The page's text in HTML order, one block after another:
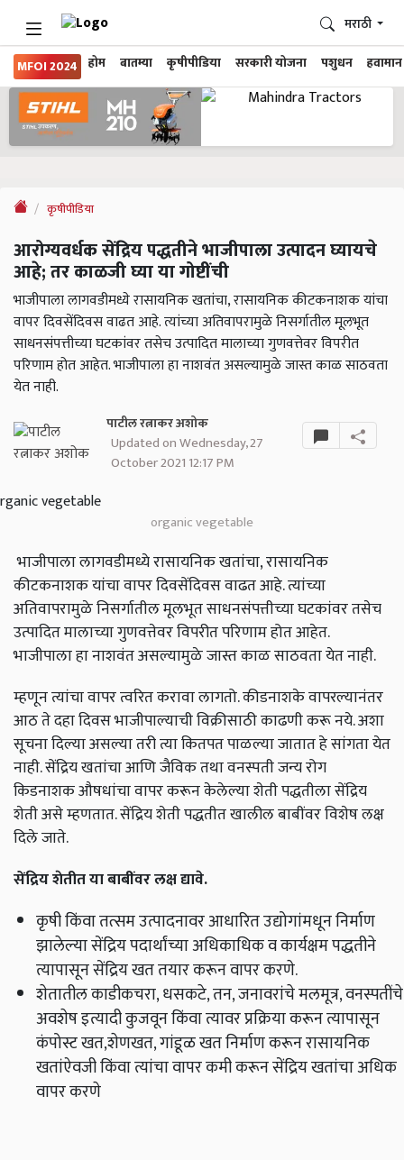
MFOI 2024 होम बातम्या कृषीपीडिया सरकारी योजना पशुधन हवामान
मराठी
कृषीपीडिया
आरोग्यवर्धक सेंद्रिय पद्धतीने भाजीपाला उत्पादन घ्यायचे
आहे; तर काळजी घ्या या गोष्टींची
भाजीपाला लागवडीमध्ये रासायनिक खतांचा, रासायनिक कीटकनाशक यांचा
वापर दिवसेंदिवस वाढत आहे. त्यांच्या अतिवापरामुळे निसर्गातील मूलभूत
साधनसंपत्तीच्या घटकांवर तसेच उत्पादित मालाच्या गुणवत्तेवर विपरीत
परिणाम होत आहेत. भाजीपाला हा नाशवंत असल्यामुळे जास्त काळ साठवता
येत नाही.
पाटील रत्नाकर अशोक
Updated on Wednesday, 27
October 2021 12:17 PM
organic vegetable
भाजीपाला लागवडीमध्ये रासायनिक खतांचा, रासायनिक
कीटकनाशक यांचा वापर दिवसेंदिवस वाढत आहे. त्यांच्या
अतिवापरामुळे निसर्गातील मूलभूत साधनसंपत्तीच्या घटकांवर तसेच
उत्पादित मालाच्या गुणवत्तेवर विपरीत परिणाम होत आहेत.
भाजीपाला हा नाशवंत असल्यामुळे जास्त काळ साठवता येत नाही.
म्हणून त्यांचा वापर त्वरित करावा लागतो. कीडनाशके वापरल्यानंतर
आठ ते दहा दिवस भाजीपाल्याची विक्रीसाठी काढणी करू नये. अशा
सूचना दिल्या असल्या तरी त्या कितपत पाळल्या जातात हे सांगता येत
नाही. सेंद्रिय खतांचा आणि जैविक तथा वनस्पती जन्य रोग
किडनाशक औषधांचा वापर करून केलेल्या शेती पद्धतीला सेंद्रिय
शेती असे म्हणतात. सेंद्रिय शेती पद्धतीत खालील बाबींवर विशेष लक्ष
दिले जाते.
सेंद्रिय शेतीत या बाबींवर लक्ष द्यावे.
कृषी किंवा तत्सम उत्पादनावर आधारित उद्योगांमधून निर्माण
झालेल्या सेंद्रिय पदार्थांच्या अधिकाधिक व कार्यक्षम पद्धतीने
त्यापासून सेंद्रिय खत तयार करून वापर करणे.
शेतातील काडीकचरा, धसकटे, तन, जनावरांचे मलमूत्र, वनस्पतींचे
अवशेष इत्यादी कुजवून किंवा त्यावर प्रक्रिया करून त्यापासून
कंपोस्ट खत,शेणखत, गांडूळ खत निर्माण करून रासायनिक
खतांऐवजी किंवा त्यांचा वापर कमी करून सेंद्रिय खतांचा अधिक
वापर करणे